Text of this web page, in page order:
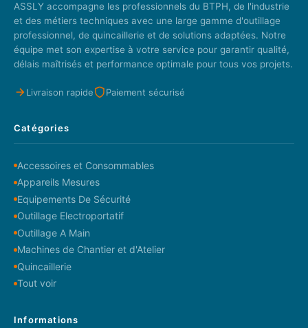
ASSLY accompagne les professionnels du BTPH, de l'industrie
et des métiers techniques avec une large gamme d'outillage
professionnel, de quincaillerie et de solutions adaptées. Notre
équipe met son expertise à votre service pour garantir qualité,
délais maîtrisés et performance optimale pour tous vos projets.
Livraison rapide Paiement sécurisé
Catégories
Accessoires et Consommables
Appareils Mesures
Equipements De Sécurité
Outillage Electroportatif
Outillage A Main
Machines de Chantier et d'Atelier
Quincaillerie
Tout voir
Informations